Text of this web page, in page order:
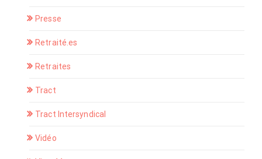
Presse
Retraité.es
Retraites
Tract
Tract Intersyndical
Vidéo